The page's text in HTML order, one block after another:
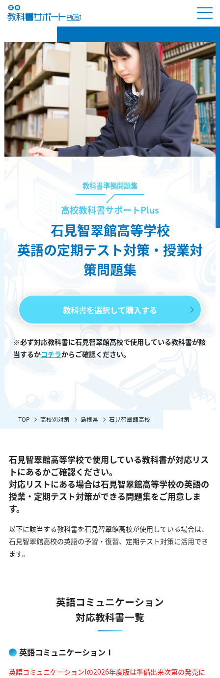
教科書準拠問題集
高校教科書サポートPlus
石見智翠館高等学校
英語の定期テスト対策・授業対
策問題集
教科書を選択して購入する
※必ず対応教科書に石見智翠館高校で使用している教科書が該
当するかコチラからご確認ください。
TOP 高校別対策 島根県 石見智翠館高校
石見智翠館高等学校で使用している教科書が対応リス
トにあるかご確認ください。
対応リストにある場合は石見智翠館高等学校の英語の
授業・定期テスト対策ができる問題集をご用意しま
す。
以下に該当する教科書を石見智翠館高校が使用している場合は、
石見智翠館高校の英語の予習・復習、定期テスト対策に活用でき
ます。
英語コミュニケーション
対応教科書一覧
英語コミュニケーションⅠ
英語コミュニケーションIの2026年度版は準備出来次第の発売に